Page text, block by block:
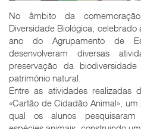
No âmbito da
Diversidade Biológica, celebrado
ano do Agrupamento de
desenvolveram diversas
preservação da
património natural.
Entre as atividades realizadas
«Cartão de Cidadão Animal»,
qual os alunos pesquisaram